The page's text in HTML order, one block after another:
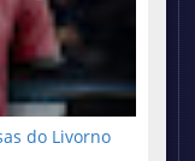
do Livorno